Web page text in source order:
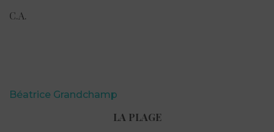
C.A.
Béatrice Grandchamp
LA PLAGE